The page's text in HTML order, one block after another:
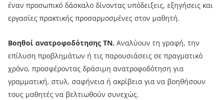
έναν προσωπικό δάσκαλο δίνοντας υπόδειξεις, εξηγήσεις και
εργασίες πρακτικής προσαρμοσμένες στον μαθητή.
Βοηθοί ανατροφοδότησης ΤΝ. Αναλύουν τη γραφή, την
επίλυση προβλημάτων ή τις παρουσιάσεις σε πραγματικό
χρόνο, προσφέροντας δράσιμη ανατροφοδότηση για
γραμματική, στυλ, σαφήνεια ή ακρίβεια για να βοηθήσουν
τους μαθητές να βελτιωθούν συνεχώς.